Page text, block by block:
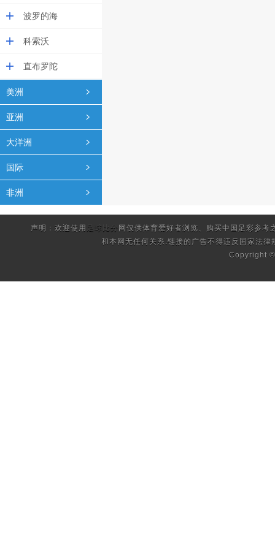
波罗的海
科索沃
直布罗陀
美洲
亚洲
大洋洲
国际
非洲
声明：欢迎使用 足球比分 网仅供体育爱好者浏览、购买中国足彩参
和本网无任何关系.链接的广告不得违反国家法律
Copyright